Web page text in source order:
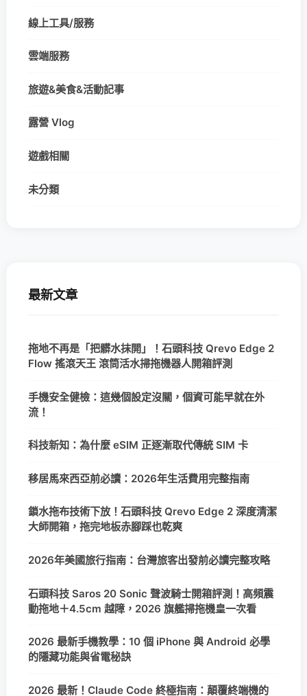
線上工具/服務
雲端服務
旅遊&美食&活動記事
露營 Vlog
遊戲相關
未分類
最新文章
拖地不再是「把髒水抹開」！石頭科技 Qrevo Edge 2
Flow 搖滾天王 滾筒活水掃拖機器人開箱評測
手機安全健檢：這幾個設定沒關，個資可能早就在外
流！
科技新知：為什麼 eSIM 正逐漸取代傳統 SIM 卡
移居馬來西亞前必讀：2026年生活費用完整指南
鎖水拖布技術下放！石頭科技 Qrevo Edge 2 深度清潔
大師開箱，拖完地板赤腳踩也乾爽
2026年美國旅行指南：台灣旅客出發前必讀完整攻略
石頭科技 Saros 20 Sonic 聲波騎士開箱評測！高頻震
動拖地＋4.5cm 越障，2026 旗艦掃拖機皇一次看
2026 最新手機教學：10 個 iPhone 與 Android 必學
的隱藏功能與省電秘訣
2026 最新！Claude Code 終極指南：顛覆終端機的